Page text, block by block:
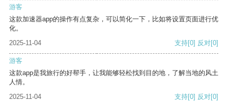
游客
这款加速器app的操作有点复杂，可以简化一下，比如将设置页面进行优
化。
2025-11-04
支持[0] 反对[0]
游客
这款app是我旅行的好帮手，让我能够轻松找到目的地，了解当地的风土
人情。
2025-11-04
支持[0] 反对[0]